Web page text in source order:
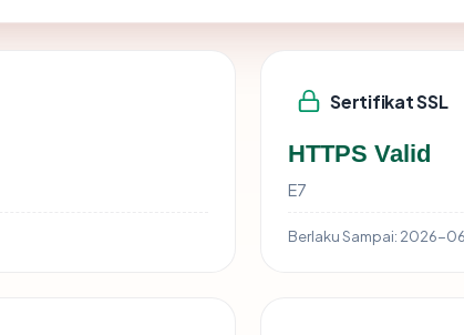
Sertifikat SSL
HTTPS Valid
E7
Berlaku Sampai: 2026-